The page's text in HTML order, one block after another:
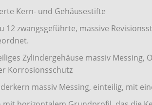
Kern- und Gehäusestifte
12 zwangsgeführte, massive
Zylindergehäuse massiv
Korrosionsschutz
massiv Messing, einteilig, mit